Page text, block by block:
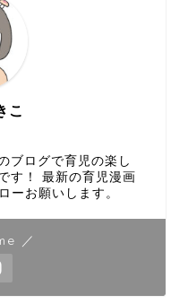
こ
ブログで育児の楽し
す！ 最新の育児漫画
ーお願いします。
／